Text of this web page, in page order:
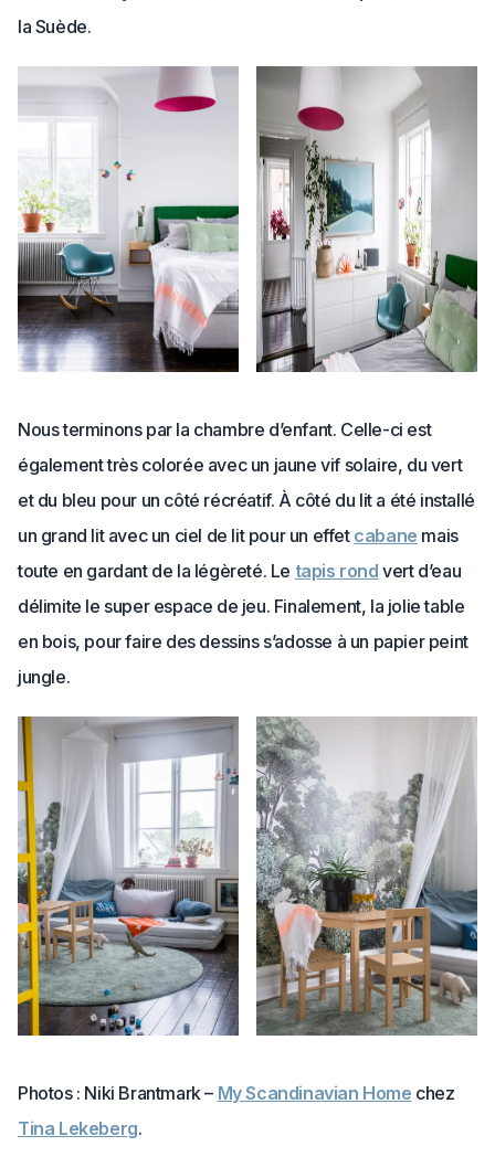
la Suède.
Nous terminons par la chambre d’enfant. Celle-ci est
également très colorée avec un jaune vif solaire, du vert
et du bleu pour un côté récréatif. À côté du lit a été installé
un grand lit avec un ciel de lit pour un effet cabane mais
toute en gardant de la légèreté. Le tapis rond vert d’eau
délimite le super espace de jeu. Finalement, la jolie table
en bois, pour faire des dessins s’adosse à un papier peint
jungle.
Photos : Niki Brantmark – My Scandinavian Home chez
Tina Lekeberg.